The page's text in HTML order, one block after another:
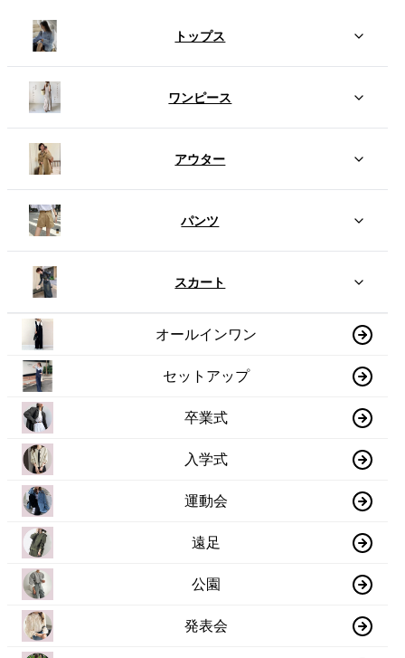
トップス
ワンピース
アウター
パンツ
スカート
オールインワン
セットアップ
卒業式
入学式
運動会
遠足
公園
発表会